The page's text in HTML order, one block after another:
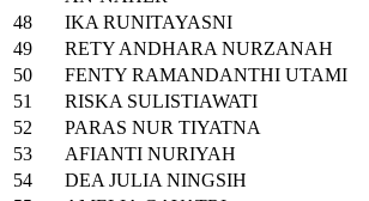
48
IKA RUNITAYASNI
49
RETY ANDHARA NURZANAH
50
FENTY RAMANDANTHI UTAMI
51
RISKA SULISTIAWATI
52
PARAS NUR TIYATNA
53
AFIANTI NURIYAH
54
DEA JULIA NINGSIH